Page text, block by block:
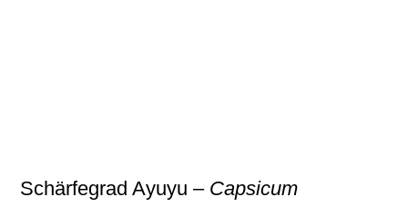
Schärfegrad Ayuyu – Capsicum